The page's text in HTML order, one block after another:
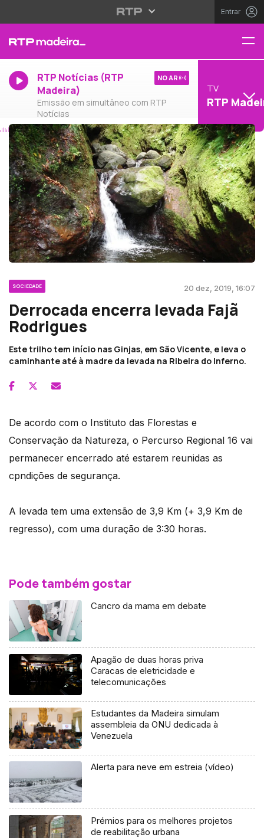
Entrar
RTP Notícias (RTP
Madeira)
Emissão em simultâneo com RTP
Notícias
NO AR
TV
RTP
SOCIEDADE 20 dez, 2019, 16:07
Derrocada encerra levada Fajã
Rodrigues
Este trilho tem início nas Ginjas, em São Vicente, e leva o
caminhante até à madre da levada na Ribeira do Inferno.
De acordo com o Instituto das Florestas e
Conservação da Natureza, o Percurso Regional 16 vai
permanecer encerrado até estarem reunidas as
cpndições de segurança.
A levada tem uma extensão de 3,9 Km (+ 3,9 Km de
regresso), com uma duração de 3:30 horas.
Pode também gostar
Cancro da mama em debate
Apagão de duas horas priva
Caracas de eletricidade e
telecomunicações
Estudantes da Madeira simulam
assembleia da ONU dedicada à
Venezuela
Alerta para neve em estreia (vídeo)
Prémios para os melhores projetos
de reabilitação urbana